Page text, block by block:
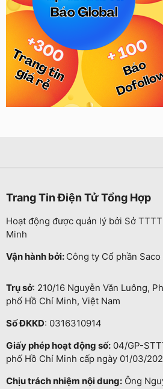
Trang Tin Điện Tử Tổng Hợp
Hoạt động được quản lý bởi Sở
Minh
Vận hành bởi: Công ty Cổ phần Saco
Trụ sở: 210/16 Nguyễn Văn Luông,
phố Hồ Chí Minh, Việt Nam
Số ĐKKD: 0316310914
Giấy phép hoạt động số: 04/GP-
phố Hồ Chí Minh cấp ngày 01/03/
Chịu trách nhiệm nội dung: Ông